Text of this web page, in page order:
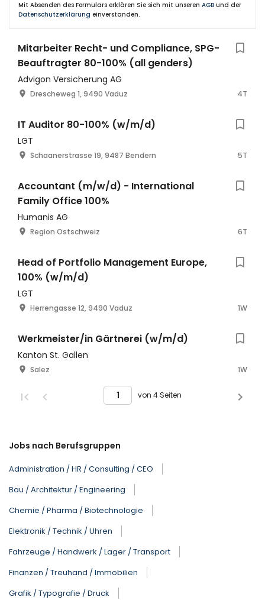
Mit Absenden des Formulars erklären Sie sich mit unseren AGB und der
Datenschutzerklärung einverstanden.
Mitarbeiter Recht- und Compliance, SPG-
Beauftragter 80-100% (all genders)
Advigon Versicherung AG
Drescheweg 1, 9490 Vaduz 4T
IT Auditor 80-100% (w/m/d)
LGT
Schaanerstrasse 19, 9487 Bendern 5T
Accountant (m/w/d) - International
Family Office 100%
Humanis AG
Region Ostschweiz 6T
Head of Portfolio Management Europe,
100% (w/m/d)
LGT
Herrengasse 12, 9490 Vaduz 1W
Werkmeister/in Gärtnerei (w/m/d)
Kanton St. Gallen
Salez 1W
von 4 Seiten
Jobs nach Berufsgruppen
Administration / HR / Consulting / CEO
Bau / Architektur / Engineering
Chemie / Pharma / Biotechnologie
Elektronik / Technik / Uhren
Fahrzeuge / Handwerk / Lager / Transport
Finanzen / Treuhand / Immobilien
Grafik / Typografie / Druck